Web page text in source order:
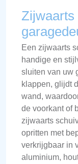
Zijwaarts
Een zijwaarts
handige en
sluiten van uw
klappen, glijdt
wand,
de voorkant of
zijwaarts
opritten met
verkrijgbaar in
aluminium,